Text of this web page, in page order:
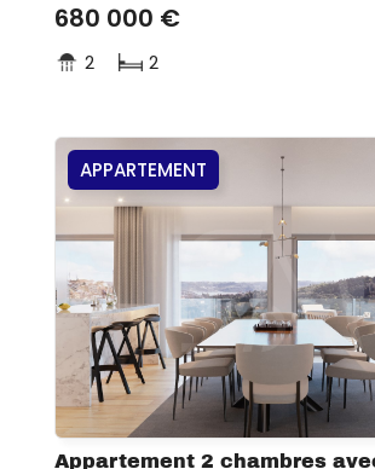
680 000 €
2 2
APPARTEMENT
Appartement 2 chambres